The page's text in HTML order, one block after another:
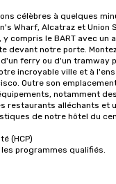
célèbres à quelques
Wharf, Alcatraz et Union
compris le BART avec un
devant notre porte.
ferry ou d'un tramway
incroyable ville et à
Outre son
notamment
restaurants alléchants et
de notre hôtel du
(HCP)
programmes qualifiés.